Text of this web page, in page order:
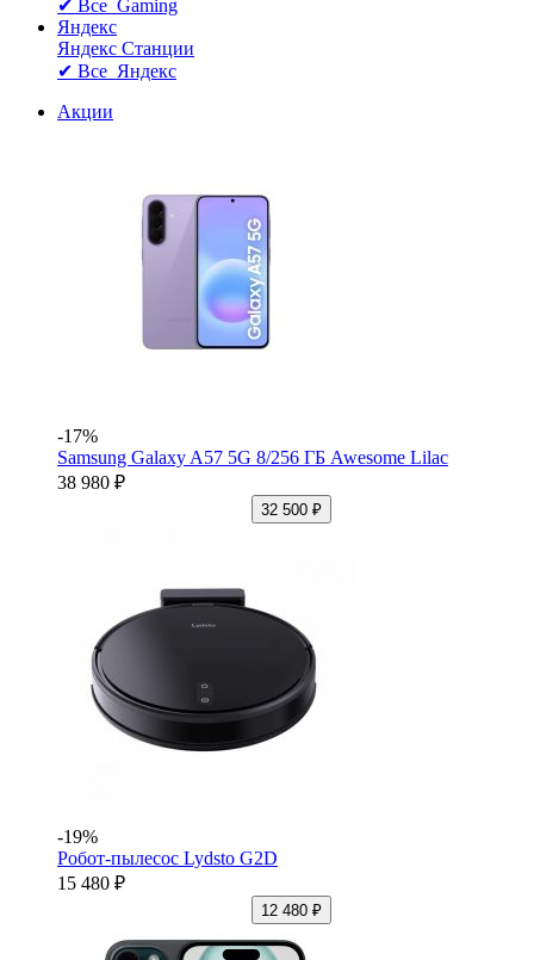
✔ Все Gaming
Яндекс
Яндекс Станции
✔ Все Яндекс
Акции
-17%
Samsung Galaxy A57 5G 8/256 ГБ Awesome Lilac
38 980 ₽
32 500 ₽
-19%
Робот-пылесос Lydsto G2D
15 480 ₽
12 480 ₽